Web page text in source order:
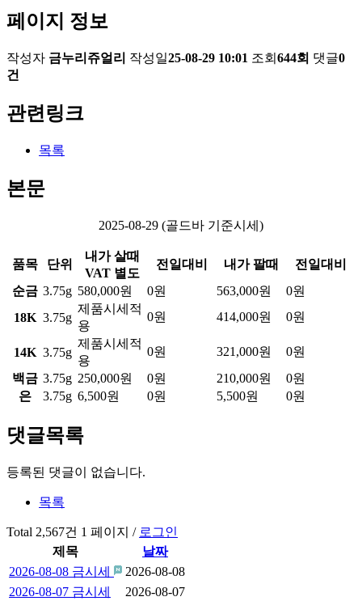
페이지 정보
작성자 금누리쥬얼리 작성일25-08-29 10:01 조회 644회 댓글0
건
관련링크
목록
본문
2025-08-29 (골드바 기준시세)
품목 단위
내가 살때
VAT 별도
전일대비 내가 팔때
전일대비
순금 3.75g 580,000원 0원 563,000원
0원
18K 3.75g
제품시세적
용
0원 414,000원 0원
14K 3.75g
제품시세적
용
0원 321,000원
0원
백금 3.75g 250,000원 0원 210,000원
0원
은
3.75g 6,500원 0원 5,500원 0원
댓글목록
등록된 댓글이 없습니다.
목록
Total 2,567건 1 페이지 / 로그인
제목
날짜
2026-08-08 금시세
2026-08-08
2026-08-07 금시세
2026-08-07